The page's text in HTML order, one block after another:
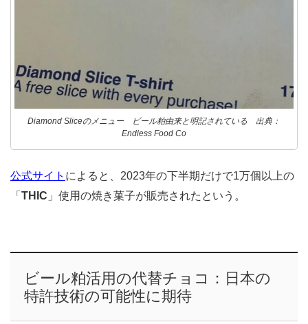
Diamond Sliceのメニュー ビール粕由来と明記されている 出典：
Endless Food Co
公式サイト によると、2023年の下半期だけで1万個以上の
「 THIC 」使用の焼き菓子が販売されたという。
ビール粕活用の代替チョコ：日本の
特許技術の可能性に期待